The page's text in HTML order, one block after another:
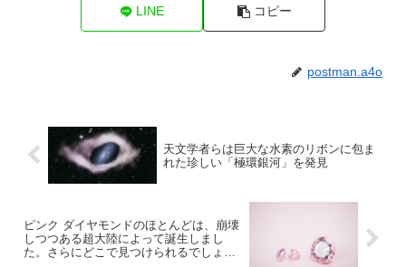
LINE コピー
postman.a4o
天文学者らは巨大な水素のリボンに包ま
れた珍しい「極環銀河」を発見
ピンク ダイヤモンドのほとんどは、崩壊
しつつある超大陸によって誕生しまし
た。さらにどこで見つけられるでしょう